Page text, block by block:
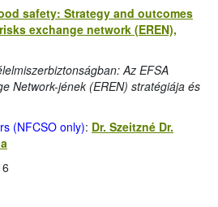
safety: Strategy and outcomes
exchange network (EREN),
Az EFSA
Network-jének (EREN) stratégiája és
(NFCSO only): Dr. Szeitzné Dr.